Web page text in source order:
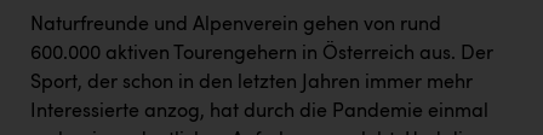
Seher + Partner
Smurfit Westrock Nettingsdorf
TCL
Naturfreunde und Alpenverein gehen von rund
600.000 aktiven Tourengehern in Österreich aus. Der
Sport, der schon in den letzten Jahren immer mehr
Interessierte anzog, hat durch die Pandemie einmal